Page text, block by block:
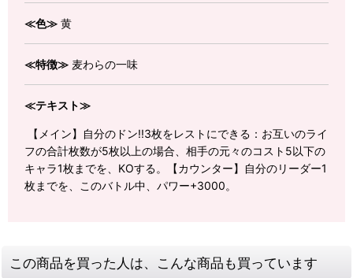
≪色≫ 黄
≪特徴≫ 麦わらの一味
≪テキスト≫
【メイン】自分のドン!!3枚をレストにできる：お互いのライ
フの合計枚数が5枚以上の場合、相手の元々のコスト5以下の
キャラ1枚までを、KOする。【カウンター】自分のリーダー1
枚までを、このバトル中、パワー+3000。
この商品を買った人は、こんな商品も買っています